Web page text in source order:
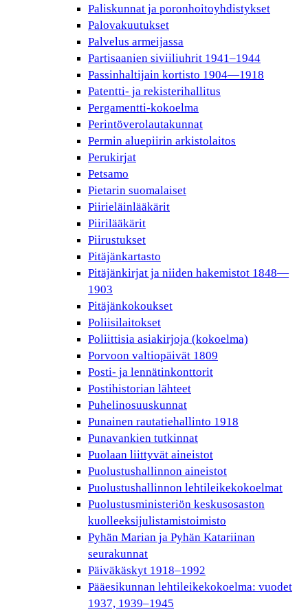
Paliskunnat ja poronhoitoyhdistykset
Palovakuutukset
Palvelus armeijassa
Partisaanien siviiliuhrit 1941–1944
Passinhaltijain kortisto 1904—1918
Patentti- ja rekisterihallitus
Pergamentti-kokoelma
Perintöverolautakunnat
Permin aluepiirin arkistolaitos
Perukirjat
Petsamo
Pietarin suomalaiset
Piirieläinlääkärit
Piirilääkärit
Piirustukset
Pitäjänkartasto
Pitäjänkirjat ja niiden hakemistot 1848—
1903
Pitäjänkokoukset
Poliisilaitokset
Poliittisia asiakirjoja (kokoelma)
Porvoon valtiopäivät 1809
Posti- ja lennätinkonttorit
Postihistorian lähteet
Puhelinosuuskunnat
Punainen rautatiehallinto 1918
Punavankien tutkinnat
Puolaan liittyvät aineistot
Puolustushallinnon aineistot
Puolustushallinnon lehtileikekokoelmat
Puolustusministeriön keskusosaston
kuolleeksijulistamistoimisto
Pyhän Marian ja Pyhän Katariinan
seurakunnat
Päiväkäskyt 1918–1992
Pääesikunnan lehtileikekokoelma: vuodet
1937, 1939–1945